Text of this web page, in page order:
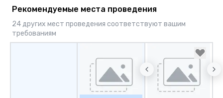
Рекомендуемые места проведения
24 других мест проведения соответствуют вашим
требованиям